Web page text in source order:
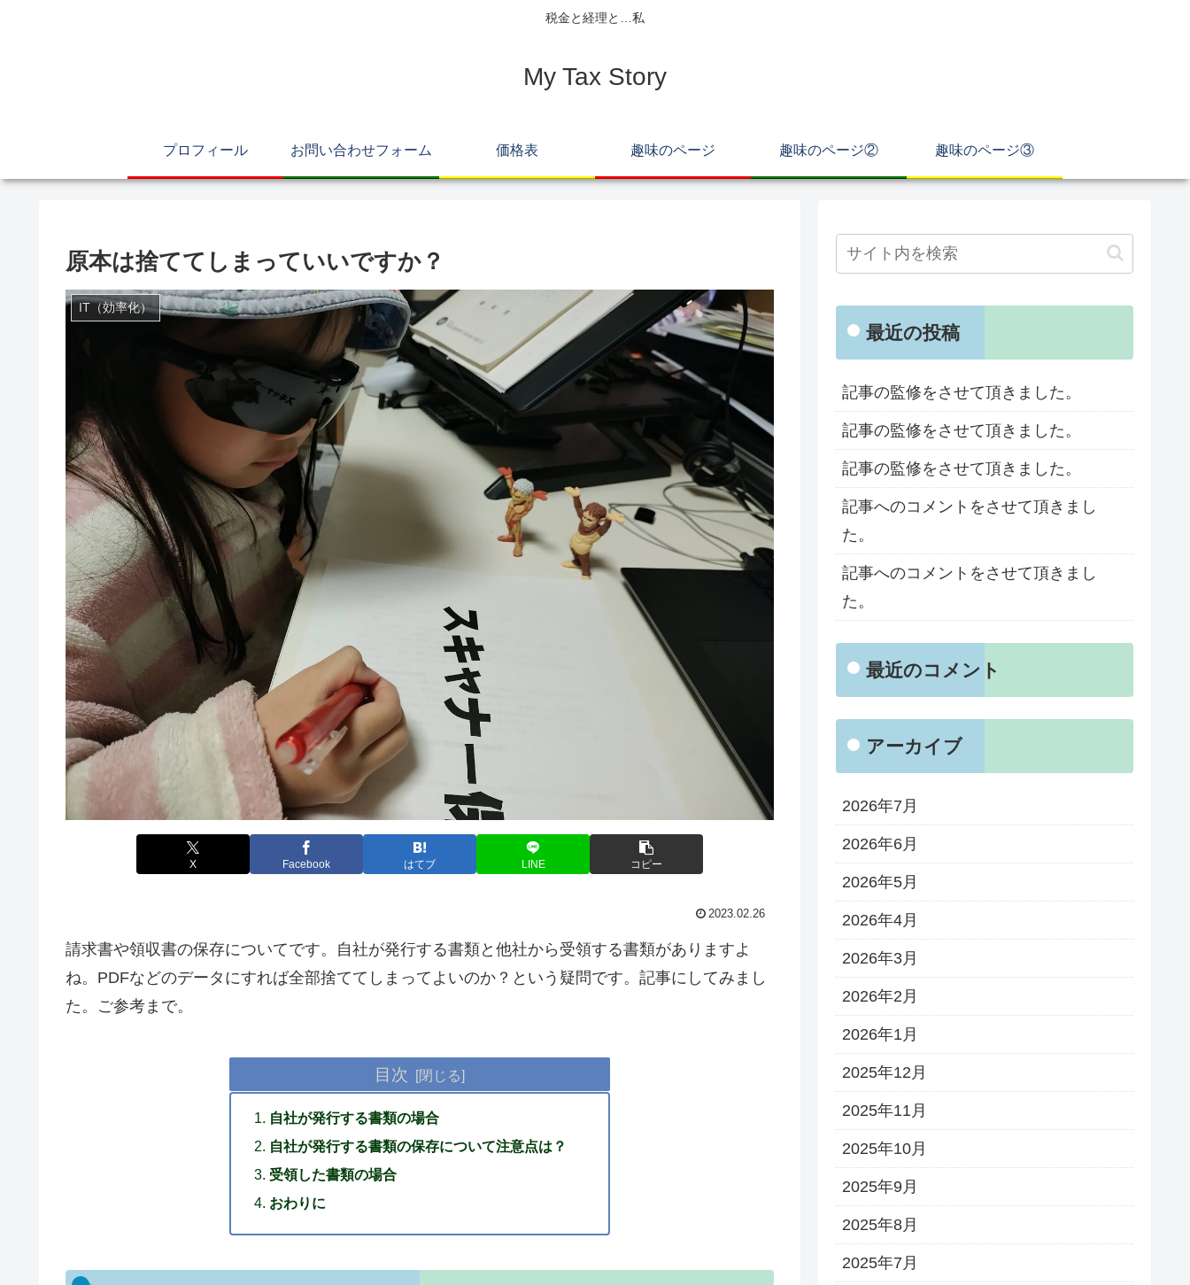
税金と経理と…私
My Tax Story
プロフィール お問い合わせフォーム 価格表 趣味のページ 趣味のページ② 趣味のページ③
原本は捨ててしまっていいですか？
IT（効率化）
X Facebook はてブ LINE コピー
2023.02.26
請求書や領収書の保存についてです。自社が発行する書類と他社から受領する書類がありますよ
ね。PDFなどのデータにすれば全部捨ててしまってよいのか？という疑問です。記事にしてみまし
た。ご参考まで。
目次
自社が発行する書類の場合
自社が発行する書類の保存について注意点は？
受領した書類の場合
おわりに
最近の投稿
記事の監修をさせて頂きました。
記事の監修をさせて頂きました。
記事の監修をさせて頂きました。
記事へのコメントをさせて頂きまし
た。
記事へのコメントをさせて頂きまし
た。
最近のコメント
アーカイブ
2026年7月
2026年6月
2026年5月
2026年4月
2026年3月
2026年2月
2026年1月
2025年12月
2025年11月
2025年10月
2025年9月
2025年8月
2025年7月